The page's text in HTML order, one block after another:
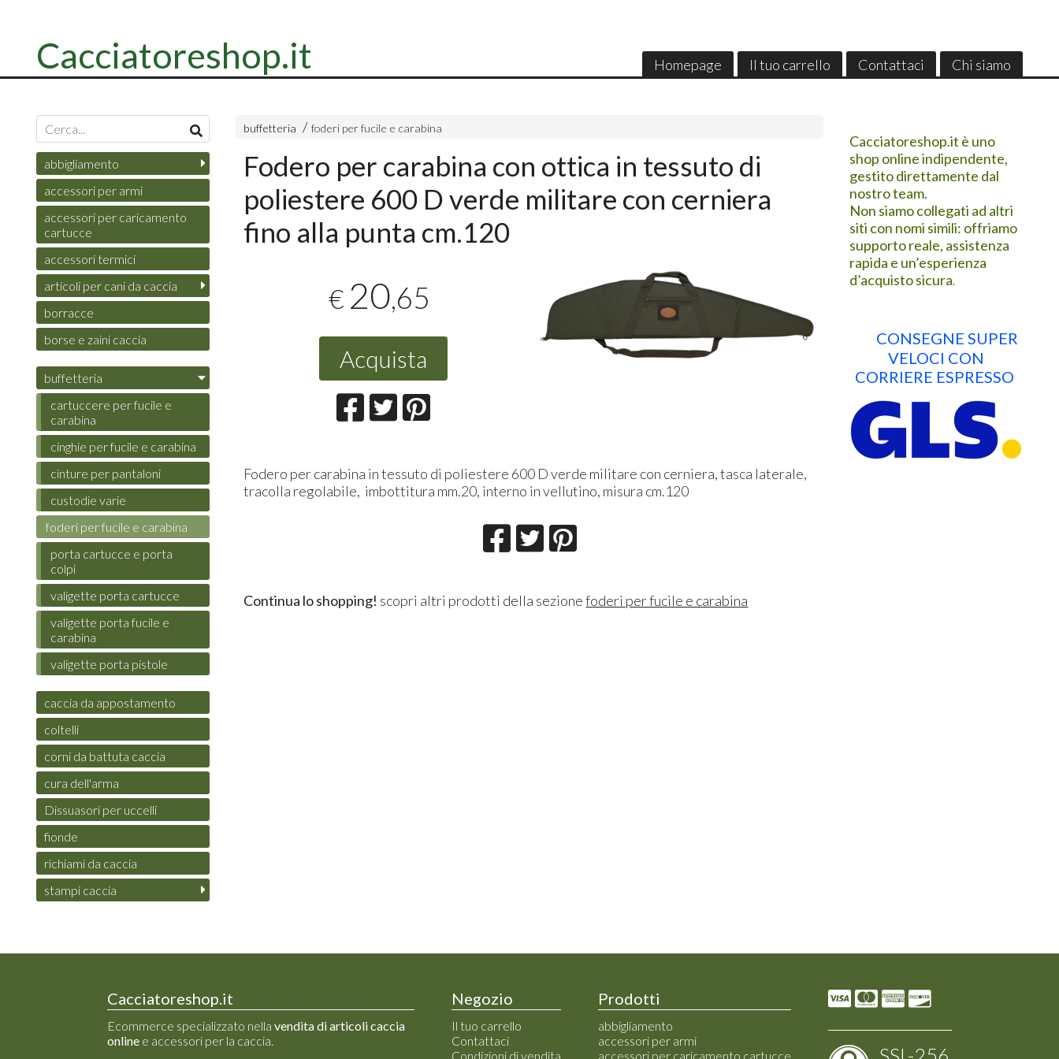
Homepage Il tuo carrello Contattaci Chi siamo
Cacciatoreshop.it
buffetteria foderi per fucile e carabina
Fodero per carabina con ottica in tessuto di
poliestere 600 D verde militare con cerniera
fino alla punta cm.120
€ 20,65
Acquista
Fodero per carabina in tessuto di poliestere 600 D verde militare con cerniera, tasca laterale,
tracolla regolabile, imbottitura mm.20, interno in vellutino, misura cm.120
Continua lo shopping! scopri altri prodotti della sezionefoderi per fucile e carabina
abbigliamento
accessori per armi
accessori per caricamento
cartucce
accessori termici
articoli per cani da caccia
borracce
borse e zaini caccia
buffetteria
cartuccere per fucile e
carabina
cinghie per fucile e carabina
cinture per pantaloni
custodie varie
foderi per fucile e carabina
porta cartucce e porta
colpi
valigette porta cartucce
valigette porta fucile e
carabina
valigette porta pistole
caccia da appostamento
coltelli
corni da battuta caccia
cura dell'arma
Dissuasori per uccelli
fionde
richiami da caccia
stampi caccia
Cacciatoreshop.it è uno
shop online indipendente,
gestito direttamente dal
nostro team.
Non siamo collegati ad altri
siti con nomi simili: offriamo
supporto reale, assistenza
rapida e un’esperienza
d’acquisto sicura.
CONSEGNE SUPER
VELOCI CON
CORRIERE ESPRESSO
Cacciatoreshop.it
Ecommerce specializzato nellavendita di articoli caccia
online e accessori per la caccia.
Negozio
Il tuo carrello
Contattaci
Condizioni di vendita
Prodotti
abbigliamento
accessori per armi
accessori per caricamento cartucce